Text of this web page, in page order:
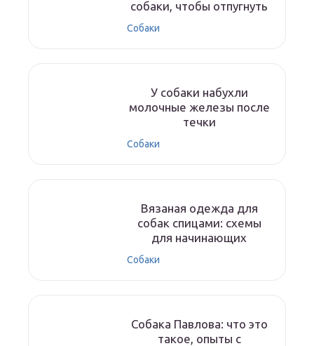
собаки, чтобы отпугнуть
Собаки
У собаки набухли
молочные железы после
течки
Собаки
Вязаная одежда для
собак спицами: схемы
для начинающих
Собаки
Собака Павлова: что это
такое, опыты с